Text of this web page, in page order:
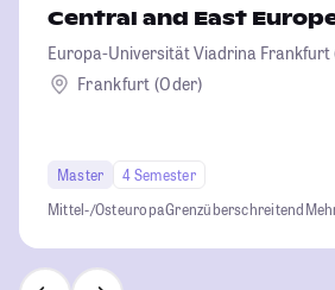
Central and East
Europa-Universität Viadrina Frankfurt
Frankfurt (Oder)
Master
4 Semester
Mittel-/OsteuropaGrenzüberschreitend